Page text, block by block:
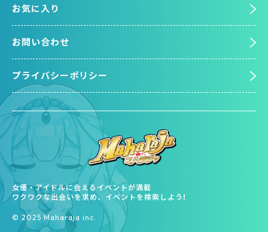
女優・アイドルに会えるイベントが満載
ワクワクな出会いを求め、イベントを検索しよう!
©︎ 2025 Maharaja inc.
お気に入り
お問い合わせ
プライバシーポリシー